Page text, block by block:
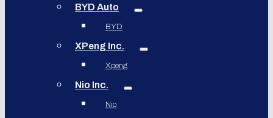
BYD Auto
BYD
XPeng Inc.
Xpeng
Nio Inc.
Nio